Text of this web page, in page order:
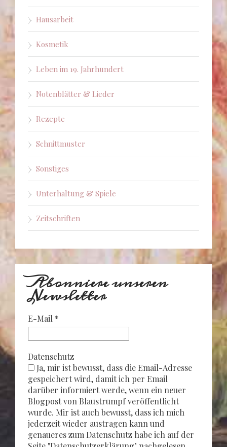
Hausarbeit
Kosmetik
Leben im 19. Jahrhundert
Notenblätter & Lieder
Rezepte
Schnittmuster
Sonstiges
Unterhaltung & Spiele
Zeitschriften
Abonniere unseren
Newsletter
E-Mail *
Datenschutz
Ja, mir ist bewusst, dass die Email-Adresse
gespeichert wird, damit ich per Email
darüber informiert werde, wenn ein neuer
Blogpost von Blaustrumpf veröffentlicht
wurde. Mir ist auch bewusst, dass ich mich
jederzeit wieder austragen kann und
genaueres zum Datenschutz habe ich auf der